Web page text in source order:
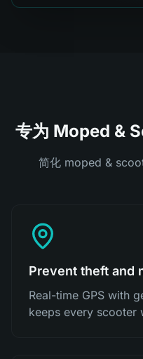
专为 Moped &
简化 moped &
Prevent theft and
Real-time GPS with
keeps every scooter